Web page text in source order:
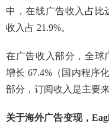
中，在线广告收入占比
收入占 21.9%。
在广告收入部分，全球
增长 67.4%（国内程序
部分，订阅收入是主要
关于海外广告变现，